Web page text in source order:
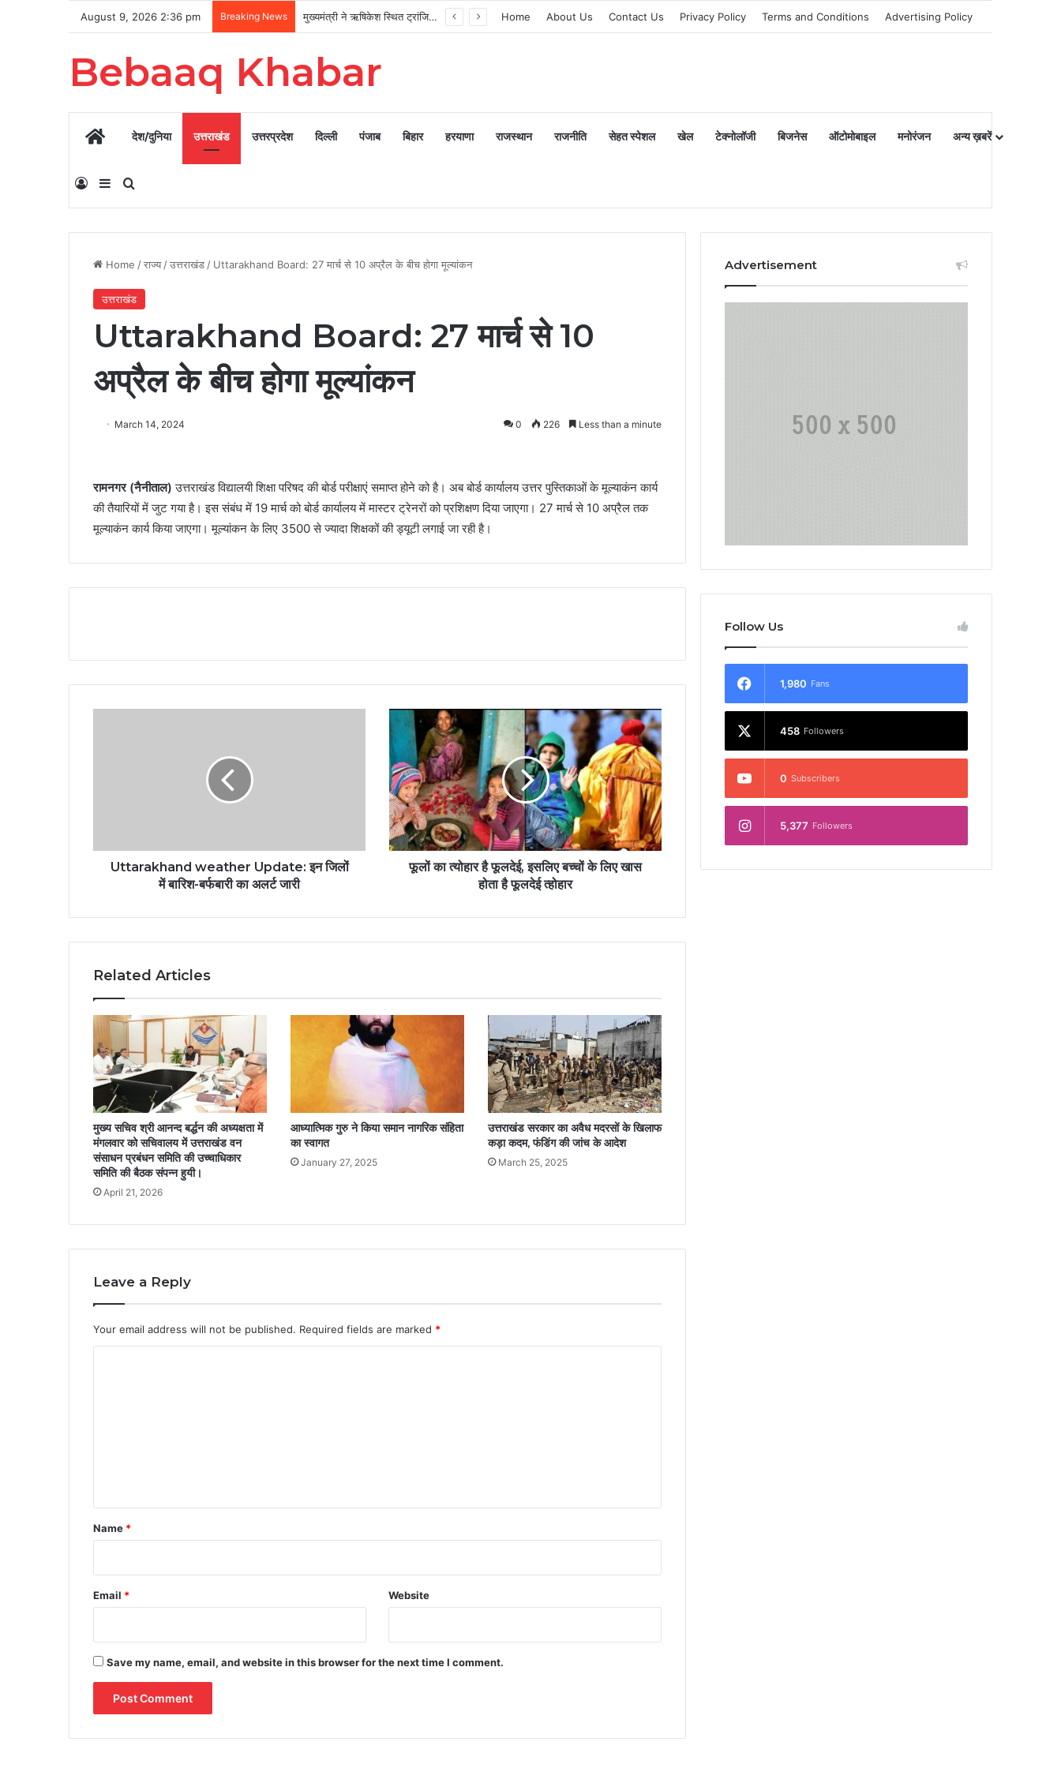
August 9, 2026 2:36 pm Breaking News मुख्यमंत्री ने ऋषिकेश स्थित ट्रांजिट कैंप का किया औचक निरीक्षण Home About Us Contact Us Privacy Policy Terms and Conditions Advertising Policy
Bebaaq Khabar
Homeदेश/दुनिया उत्तराखंड उत्तरप्रदेश दिल्ली पंजाब बिहार हरयाणा राजस्थान राजनीति सेहत स्पेशल खेल टेक्नोलॉजी बिजनेस ऑटोमोबाइल मनोरंजन अन्य ख़बरें
Log InSidebarSearch for
Home /राज्य /उत्तराखंड / Uttarakhand Board: 27 मार्च से 10 अप्रैल के बीच होगा मूल्यांकन
उत्तराखंड
Uttarakhand Board: 27 मार्च से 10
अप्रैल के बीच होगा मूल्यांकन
March 14, 2024 0 226 Less than a minute
रामनगर (नैनीताल) उत्तराखंड विद्यालयी शिक्षा परिषद की बोर्ड परीक्षाएं समाप्त होने को है। अब बोर्ड कार्यालय उत्तर पुस्तिकाओं के मूल्याकंन कार्य
की तैयारियों में जुट गया है। इस संबंध में 19 मार्च को बोर्ड कार्यालय में मास्टर ट्रेनरों को प्रशिक्षण दिया जाएगा। 27 मार्च से 10 अप्रैल तक
मूल्याकंन कार्य किया जाएगा। मूल्यांकन के लिए 3500 से ज्यादा शिक्षकों की ड्यूटी लगाई जा रही है।
Uttarakhand weather Update: इन जिलों
में बारिश-बर्फबारी का अलर्ट जारी
फूलों का त्योहार है फूलदेई, इसलिए बच्चों के लिए खास
होता है फूलदेई त्होहार
Related Articles
मुख्य सचिव श्री आनन्द बर्द्धन की अध्यक्षता में
मंगलवार को सचिवालय में उत्तराखंड वन
संसाधन प्रबंधन समिति की उच्चाधिकार
समिति की बैठक संपन्न हुयी।
April 21, 2026
आध्यात्मिक गुरु ने किया समान नागरिक संहिता
का स्वागत
January 27, 2025
उत्तराखंड सरकार का अवैध मदरसों के खिलाफ
कड़ा कदम, फंडिंग की जांच के आदेश
March 25, 2025
Leave a Reply
Your email address will not be published. Required fields are marked *
*
Name *
Email * Website
Save my name, email, and website in this browser for the next time I comment.
Advertisement
Follow Us
1,980 Fans
458 Followers
0 Subscribers
5,377 Followers